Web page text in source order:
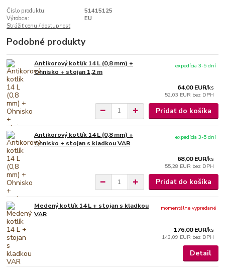
Číslo produktu:
51415125
Výrobca:
EU
Strážiť cenu / dostupnosť
Podobné produkty
Antikorový kotlík 14 L (0,8 mm) +
Ohnisko + stojan 1,2 m
64,00 EUR/ks
52,03 EUR bez DPH
expedícia 3-5 dní
Pridať do košíka
Antikorový kotlík 14 L (0,8 mm) +
Ohnisko + stojan s kladkou VAR
68,00 EUR/ks
55,28 EUR bez DPH
expedícia 3-5 dní
Pridať do košíka
Medený kotlík 14 L + stojan s kladkou
VAR
176,00 EUR/ks
143,09 EUR bez DPH
momentálne vypredané
Detail